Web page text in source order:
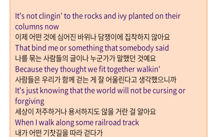
It's not clingin' to the rocks and ivy planted on their
columns now
이제 어떤 것에 심어진 바위나 담쟁이에 집착하지 않아요
That bind me or something that somebody said
나를 묶는 사람들의 글이나 누군가가 말했던 것예요
Because they thought we fit together walkin'
사람들은 우리가 함께 걷는 게 잘 어울린다고 생각했으니까
It's just knowing that the world will not be cursing or
forgiving
세상이 저주하거나 용서하지도 않을 거란 걸 알아요
When I walk along some railroad track
내가 어떤 기찻길을 따라 걷다가